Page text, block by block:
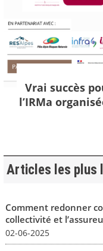
Vrai succès
l’IRMa
Articles les plus
Comment redonner
collectivité et
02-06-2025